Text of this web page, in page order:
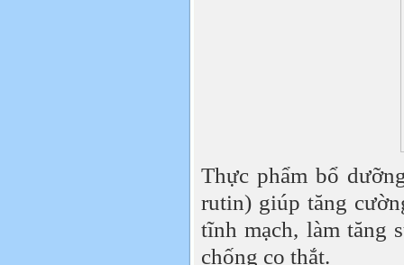
Thực phẩm bổ
rutin) giúp tăng
tĩnh mạch, làm tăng
chống co thắt.